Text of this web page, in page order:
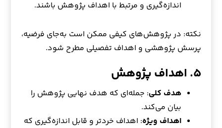
اندازه‌گیری و مرتبط با اهداف پژوهش باشند.
نکته: در پژوهش‌های کیفی ممکن است به‌جای فرضیه،
پرسش پژوهشی و اهداف تفصیلی مطرح شود.
۵. اهداف پژوهش
هدف کلی: جمله‌ای که هدف نهایی پژوهش را
بیان می‌کند.
اهداف ویژه: اهداف خردتر و قابل اندازه‌گیری که